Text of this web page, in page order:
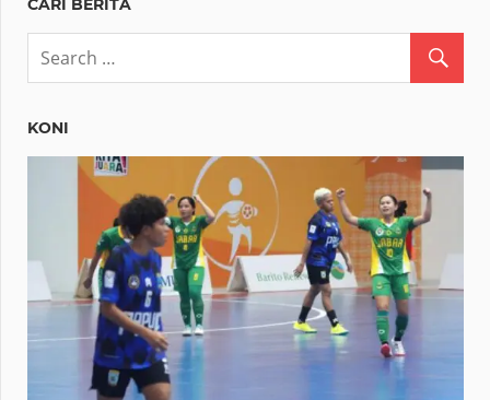
CARI BERITA
KONI